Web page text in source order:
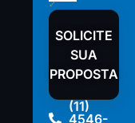
SOLICITE
SUA
PROPOSTA
(11)
4546-